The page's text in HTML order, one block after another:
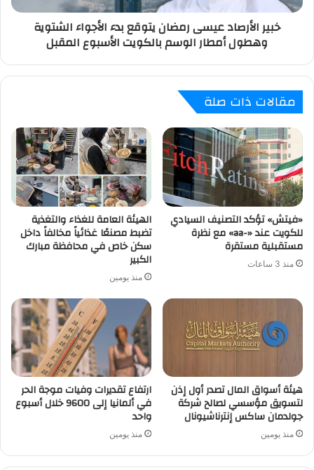
خبير الأرصاد عيسى رمضان يتوقع بدء الأجواء الشتوية
وهطول أمطار الوسم بالكويت الأسبوع المقبل
مقالات ذات صلة
«فيتش» تؤكد التصنيف السيادي
للكويت عند «-aa» مع نظرة
مستقبلية مستقرة
منذ 3 ساعات
الهيئة العامة للغذاء والتغذية
تضبط مصنعًا غذائياً مخالفاً داخل
سكن خاص في محافظة مبارك
الكبير
منذ يومين
هيئة أسواق المال تصدر أول إذن
لتسويق مؤسسي لصالح شركة
جولدمان ساكس إنترناشيونال
منذ يومين
ارتفاع تقديرات وفيات موجة الحر
في ألمانيا إلى 9600 خلال أسبوع
واحد
منذ يومين